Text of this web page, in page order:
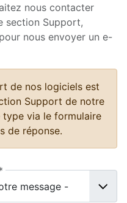
nous contacter
section Support,
nous envoyer un e-
de nos logiciels est
Support de notre
type via le formulaire
de réponse.